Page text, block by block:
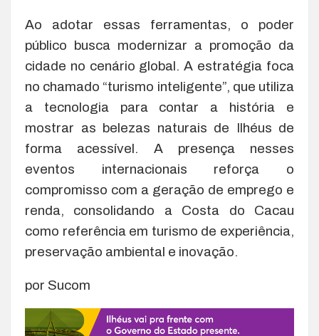
Ao adotar essas ferramentas, o poder
público busca modernizar a promoção da
cidade no cenário global. A estratégia foca
no chamado “turismo inteligente”, que utiliza
a tecnologia para contar a história e
mostrar as belezas naturais de Ilhéus de
forma acessível. A presença nesses
eventos internacionais reforça o
compromisso com a geração de emprego e
renda, consolidando a Costa do Cacau
como referência em turismo de experiência,
preservação ambiental e inovação.
por Sucom